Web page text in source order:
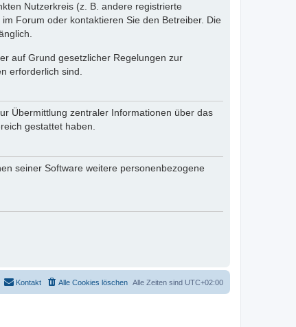
Nutzerkreis (z. B. andere registrierte
Forum oder kontaktieren Sie den Betreiber. Die
auf Grund gesetzlicher Regelungen zur
erforderlich sind.
Übermittlung zentraler Informationen über das
gestattet haben.
seiner Software weitere personenbezogene
Alle Zeiten sind UTC+02:00
Alle Cookies löschen
Kontakt